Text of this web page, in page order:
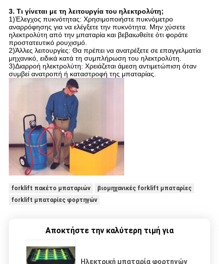
3. Τι γίνεται με τη λειτουργία του ηλεκτρολύτη;
1)Έλεγχος πυκνότητας: Χρησιμοποιήστε πυκνόμετρο
αναρρόφησης για να ελέγξετε την πυκνότητα. Μην χύσετε
ηλεκτρολύτη από την μπαταρία και βεβαιωθείτε ότι φοράτε
προστατευτικό ρουχισμό.
2)Άλλες λειτουργίες: Θα πρέπει να ανατρέξετε σε επαγγελματία
μηχανικό, ειδικά κατά τη συμπλήρωση του ηλεκτρολύτη.
3)Διαρροή ηλεκτρολύτη: Χρειάζεται άμεση αντιμετώπιση όταν
συμβεί ανατροπή ή καταστροφή της μπαταρίας.
forklift πακέτο μπαταριών
βιομηχανικές forklift μπαταρίες
forklift μπαταρίες φορτηγών
Αποκτήστε την καλύτερη τιμή για
Ηλεκτρική μπαταρία φορτηγών